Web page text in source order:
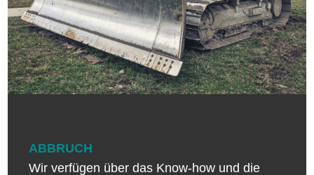
ABBRUCH
Wir verfügen über das Know-how und die